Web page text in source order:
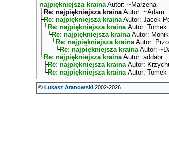
najpiękniejsza krainaAutor: ~Marzena
├Re: najpiękniejsza krainaAutor: ~Adam
├Re: najpiękniejsza krainaAutor: Jacek
│└Re: najpiękniejsza krainaAutor: Tomek
│ └Re: najpiękniejsza krainaAutor:
│ └Re: najpiękniejsza krainaAutor:
│ └Re: najpiękniejsza krainaAutor:
└Re: najpiękniejsza krainaAutor: addabr
├Re: najpiękniejsza krainaAutor:
└Re: najpiękniejsza krainaAutor: Tomek
© Łukasz Aranowski 2002-2026